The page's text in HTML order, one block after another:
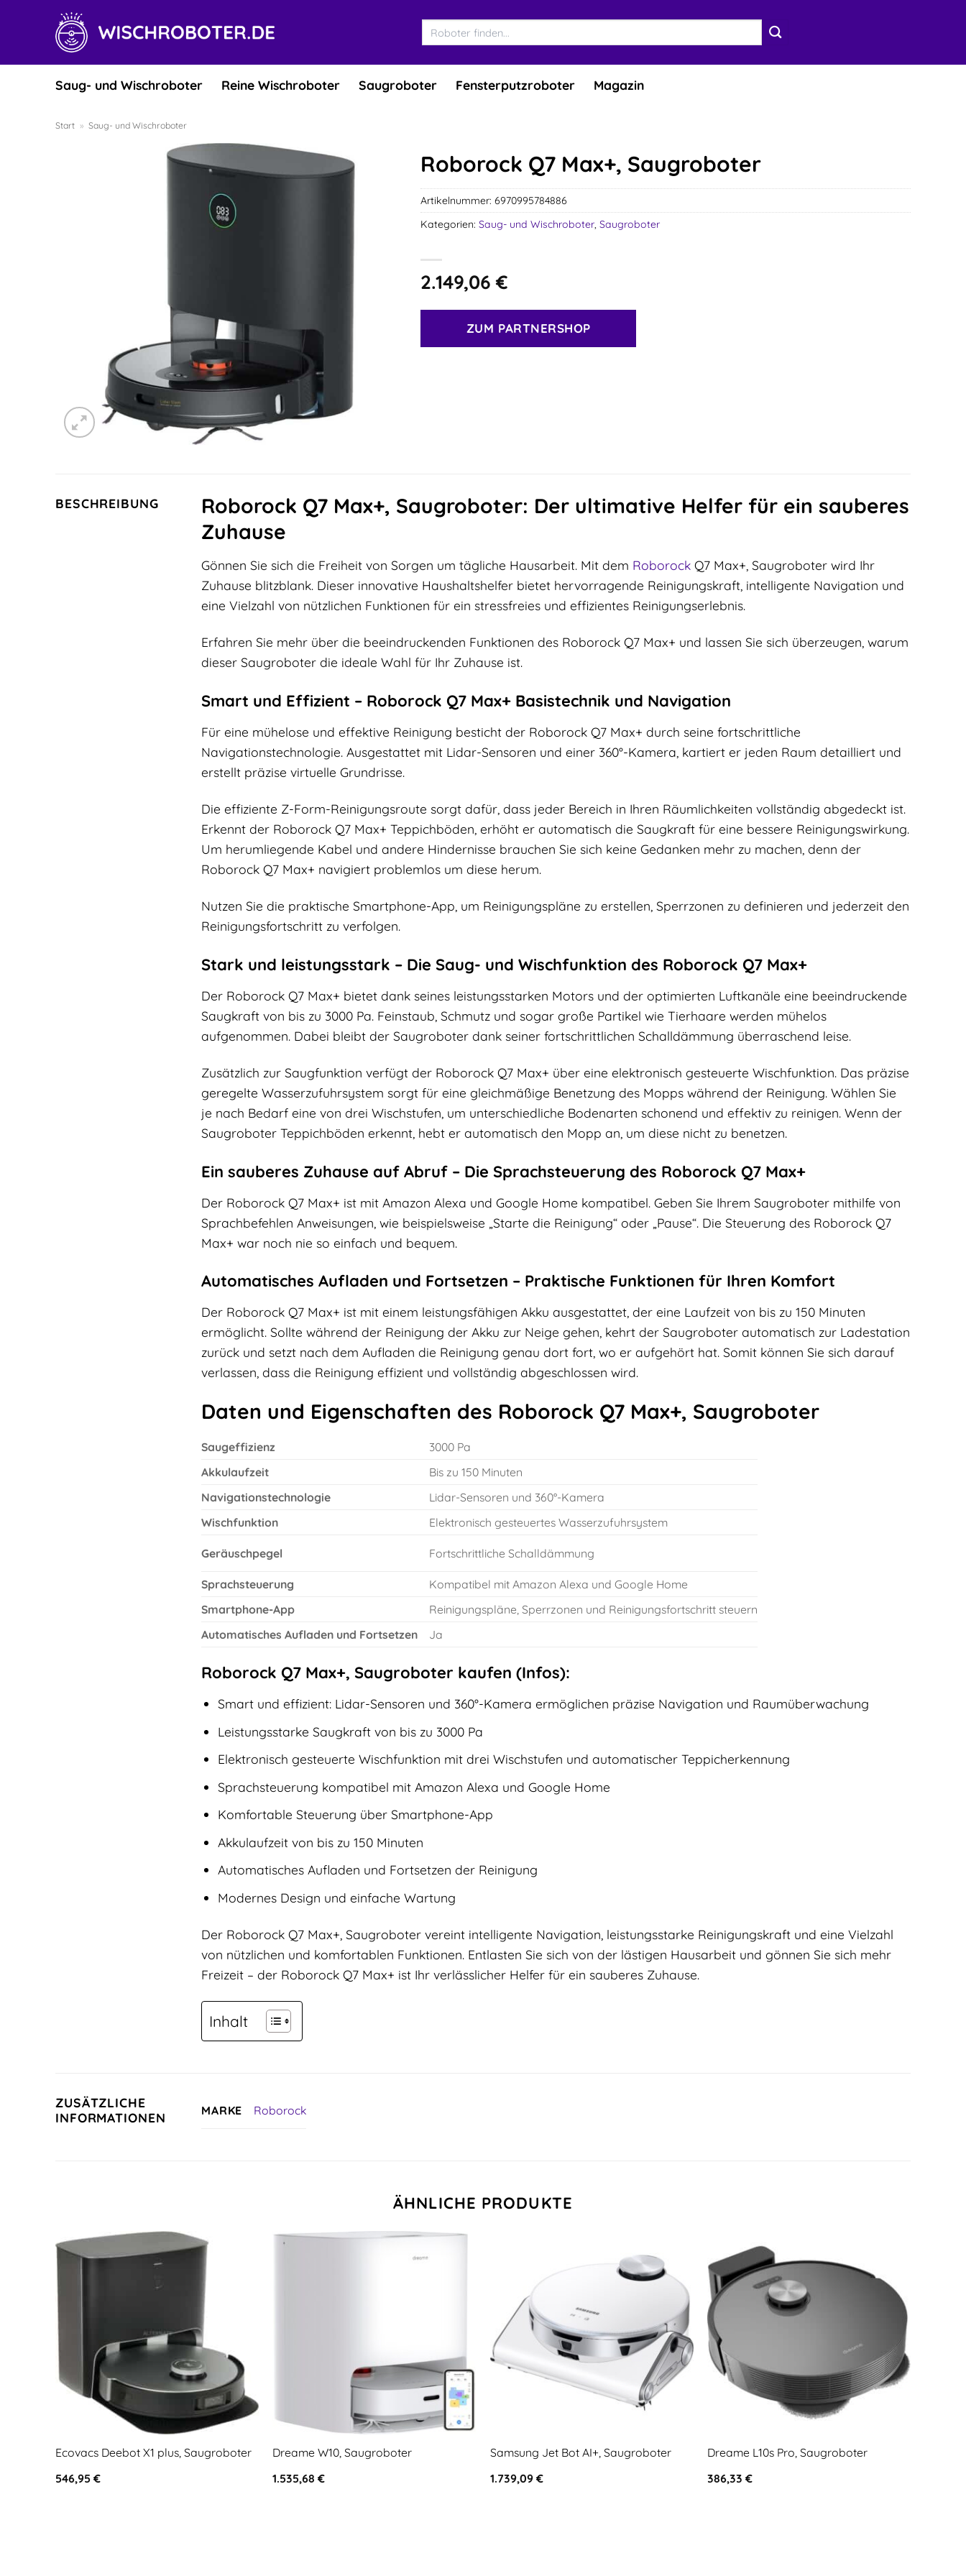
Saug- und Wischroboter Reine Wischroboter Saugroboter Fensterputzroboter Magazin
Start » Saug- und Wischroboter
Roborock Q7 Max+, Saugroboter
2.149,06€
ZUM PARTNERSHOP
Artikelnummer:6970995784886
Kategorien:Saug- und Wischroboter,Saugroboter
BESCHREIBUNG
Roborock Q7 Max+, Saugroboter: Der ultimative Helfer für ein sauberes
Zuhause
Gönnen Sie sich die Freiheit von Sorgen um tägliche Hausarbeit. Mit dem Roborock Q7 Max+, Saugroboter wird Ihr
Zuhause blitzblank. Dieser innovative Haushaltshelfer bietet hervorragende Reinigungskraft, intelligente Navigation und
eine Vielzahl von nützlichen Funktionen für ein stressfreies und effizientes Reinigungserlebnis.
Erfahren Sie mehr über die beeindruckenden Funktionen des Roborock Q7 Max+ und lassen Sie sich überzeugen, warum
dieser Saugroboter die ideale Wahl für Ihr Zuhause ist.
Smart und Effizient – Roborock Q7 Max+ Basistechnik und Navigation
Für eine mühelose und effektive Reinigung besticht der Roborock Q7 Max+ durch seine fortschrittliche
Navigationstechnologie. Ausgestattet mit Lidar-Sensoren und einer 360°-Kamera, kartiert er jeden Raum detailliert und
erstellt präzise virtuelle Grundrisse.
Die effiziente Z-Form-Reinigungsroute sorgt dafür, dass jeder Bereich in Ihren Räumlichkeiten vollständig abgedeckt ist.
Erkennt der Roborock Q7 Max+ Teppichböden, erhöht er automatisch die Saugkraft für eine bessere Reinigungswirkung.
Um herumliegende Kabel und andere Hindernisse brauchen Sie sich keine Gedanken mehr zu machen, denn der
Roborock Q7 Max+ navigiert problemlos um diese herum.
Nutzen Sie die praktische Smartphone-App, um Reinigungspläne zu erstellen, Sperrzonen zu definieren und jederzeit den
Reinigungsfortschritt zu verfolgen.
Stark und leistungsstark – Die Saug- und Wischfunktion des Roborock Q7 Max+
Der Roborock Q7 Max+ bietet dank seines leistungsstarken Motors und der optimierten Luftkanäle eine beeindruckende
Saugkraft von bis zu 3000 Pa. Feinstaub, Schmutz und sogar große Partikel wie Tierhaare werden mühelos
aufgenommen. Dabei bleibt der Saugroboter dank seiner fortschrittlichen Schalldämmung überraschend leise.
Zusätzlich zur Saugfunktion verfügt der Roborock Q7 Max+ über eine elektronisch gesteuerte Wischfunktion. Das präzise
geregelte Wasserzufuhrsystem sorgt für eine gleichmäßige Benetzung des Mopps während der Reinigung. Wählen Sie
je nach Bedarf eine von drei Wischstufen, um unterschiedliche Bodenarten schonend und effektiv zu reinigen. Wenn der
Saugroboter Teppichböden erkennt, hebt er automatisch den Mopp an, um diese nicht zu benetzen.
Ein sauberes Zuhause auf Abruf – Die Sprachsteuerung des Roborock Q7 Max+
Der Roborock Q7 Max+ ist mit Amazon Alexa und Google Home kompatibel. Geben Sie Ihrem Saugroboter mithilfe von
Sprachbefehlen Anweisungen, wie beispielsweise „Starte die Reinigung“ oder „Pause“. Die Steuerung des Roborock Q7
Max+ war noch nie so einfach und bequem.
Automatisches Aufladen und Fortsetzen – Praktische Funktionen für Ihren Komfort
Der Roborock Q7 Max+ ist mit einem leistungsfähigen Akku ausgestattet, der eine Laufzeit von bis zu 150 Minuten
ermöglicht. Sollte während der Reinigung der Akku zur Neige gehen, kehrt der Saugroboter automatisch zur Ladestation
zurück und setzt nach dem Aufladen die Reinigung genau dort fort, wo er aufgehört hat. Somit können Sie sich darauf
verlassen, dass die Reinigung effizient und vollständig abgeschlossen wird.
Daten und Eigenschaften des Roborock Q7 Max+, Saugroboter
Saugeffizienz
3000 Pa
Akkulaufzeit
Bis zu 150 Minuten
Navigationstechnologie
Lidar-Sensoren und 360°-Kamera
Wischfunktion
Elektronisch gesteuertes Wasserzufuhrsystem
Geräuschpegel Fortschrittliche Schalldämmung
Sprachsteuerung
Kompatibel mit Amazon Alexa und Google Home
Smartphone-App
Reinigungspläne, Sperrzonen und Reinigungsfortschritt steuern
Automatisches Aufladen und Fortsetzen
Ja
Roborock Q7 Max+, Saugroboter kaufen (Infos):
Smart und effizient: Lidar-Sensoren und 360°-Kamera ermöglichen präzise Navigation und Raumüberwachung
Leistungsstarke Saugkraft von bis zu 3000 Pa
Elektronisch gesteuerte Wischfunktion mit drei Wischstufen und automatischer Teppicherkennung
Sprachsteuerung kompatibel mit Amazon Alexa und Google Home
Komfortable Steuerung über Smartphone-App
Akkulaufzeit von bis zu 150 Minuten
Automatisches Aufladen und Fortsetzen der Reinigung
Modernes Design und einfache Wartung
Der Roborock Q7 Max+, Saugroboter vereint intelligente Navigation, leistungsstarke Reinigungskraft und eine Vielzahl
von nützlichen und komfortablen Funktionen. Entlasten Sie sich von der lästigen Hausarbeit und gönnen Sie sich mehr
Freizeit – der Roborock Q7 Max+ ist Ihr verlässlicher Helfer für ein sauberes Zuhause.
Inhalt
ZUSÄTZLICHE
INFORMATIONEN
MARKE Roborock
ÄHNLICHE PRODUKTE
Ecovacs Deebot X1 plus, Saugroboter
546,95 €
Dreame W10, Saugroboter
1.535,68€
Samsung Jet Bot AI+, Saugroboter
1.739,09 €
Dreame L10s Pro, Saugroboter
386,33€